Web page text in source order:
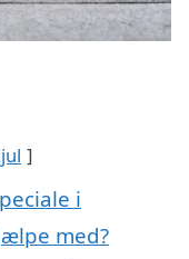
i
med?